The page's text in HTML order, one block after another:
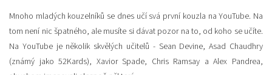
Mnoho mladých kouzelníků se dnes učí svá první kouzla na YouTube. Na
tom není nic špatného, ale musíte si dávat pozor na to, od koho se učíte.
Na YouTube je několik skvělých učitelů - Sean Devine, Asad Chaudhry
(známý jako 52Kards), Xavior Spade, Chris Ramsay a Alex Pandrea,